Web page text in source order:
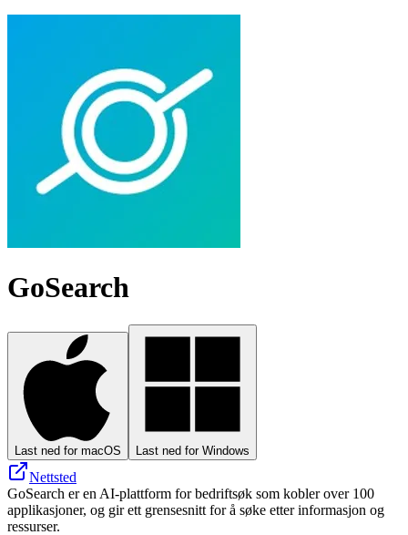
GoSearch
Last ned for macOS Last ned for Windows
Nettsted
GoSearch er en AI-plattform for bedriftsøk som kobler over 100
applikasjoner, og gir ett grensesnitt for å søke etter informasjon og
ressurser.